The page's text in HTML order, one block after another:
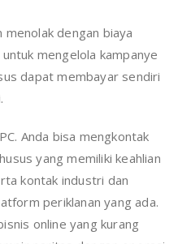
dengan biaya
mengelola kampanye
dapat membayar sendiri
Anda bisa mengkontak
yang memiliki keahlian
kontak industri dan
periklanan yang ada.
online yang kurang